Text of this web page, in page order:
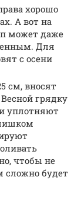
хорошо
А вот на
может даже
Для
с осени
см, вносят
грядку
уплотняют
чтобы не
сложно будет